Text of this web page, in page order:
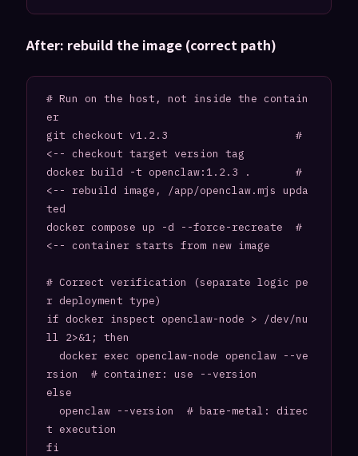
After: rebuild the image (correct path)
# Run on the host, not inside the contain
er
git checkout v1.2.3                    #
<-- checkout target version tag
docker build -t openclaw:1.2.3 .       #
<-- rebuild image, /app/openclaw.mjs upda
ted
docker compose up -d --force-recreate  #
<-- container starts from new image
# Correct verification (separate logic pe
r deployment type)
if docker inspect openclaw-node > /dev/nu
ll 2>&1; then
rsion  # container: use --version
else
t execution
fi